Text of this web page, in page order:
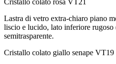
Lastra di vetro extra-chiaro piano
liscio e lucido, lato inferiore
semitrasparente.
Cristallo colato giallo senape VT19